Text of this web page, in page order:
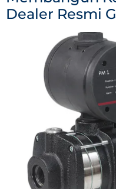
Dealer Resmi